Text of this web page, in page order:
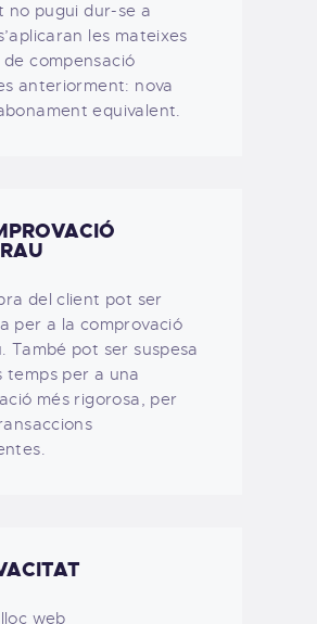
no pugui dur-se a
les mateixes
de compensació
anteriorment: nova
equivalent.
del client pot ser
per a la comprovació
També pot ser suspesa
temps per a una
més rigorosa, per
web